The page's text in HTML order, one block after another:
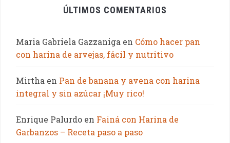
ÚLTIMOS COMENTARIOS
Maria Gabriela Gazzaniga en Cómo hacer pan
con harina de arvejas, fácil y nutritivo
Mirtha en Pan de banana y avena con harina
integral y sin azúcar ¡Muy rico!
Enrique Palurdo en Fainá con Harina de
Garbanzos – Receta paso a paso